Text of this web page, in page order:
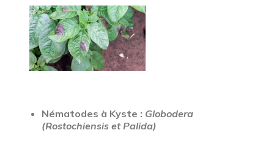
Nématodes à Kyste : Globodera
(Rostochiensis et Palida)